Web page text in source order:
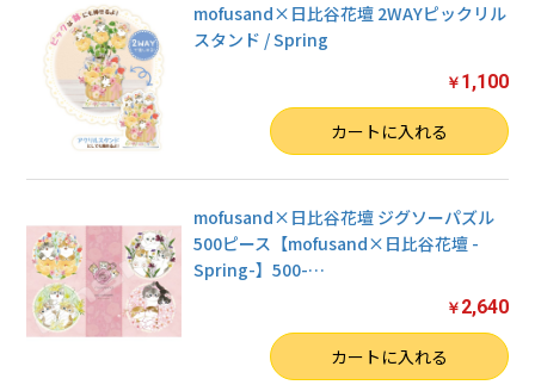
mofusand×日比谷花壇 2WAYピックリル
スタンド / Spring
￥ 1,100
カートに入れる
mofusand×日比谷花壇 ジグソーパズル
500ピース【mofusand×日比谷花壇 -
Spring-】500-…
￥ 2,640
カートに入れる